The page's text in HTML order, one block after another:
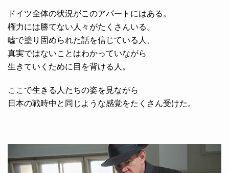
ドイツ全体の状況がこのアパートにはある。
権力には勝てない人々がたくさんいる。
嘘で塗り固められた話を信じている人、
真実ではないことはわかっていながら
生きていくために目を背ける人。
ここで生きる人たちの姿を見ながら
日本の戦時中と同じような感覚をたくさん受けた。